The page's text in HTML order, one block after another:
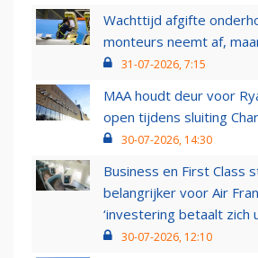
Wachttijd afgifte
monteurs neemt af,
31-07-2026, 7:15
MAA houdt deur voor
open tijdens sluiting
30-07-2026, 14:30
Business en First Class
belangrijker voor Air
‘investering betaalt zich
30-07-2026, 12:10